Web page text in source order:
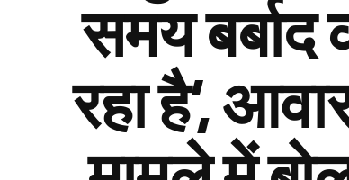
समय
रहा है’,